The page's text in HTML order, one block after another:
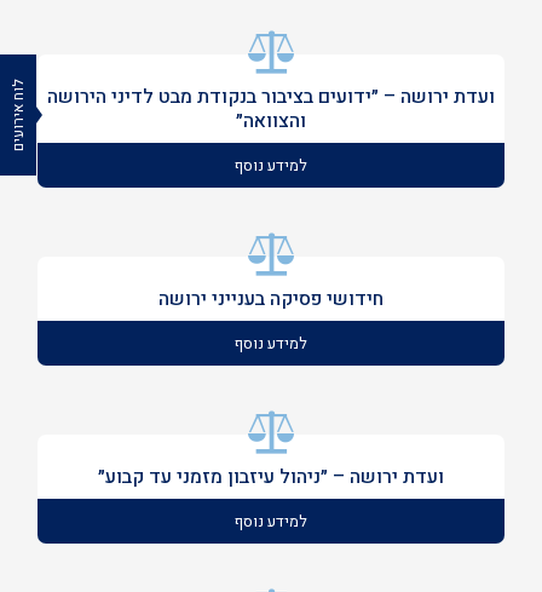
ועדת ירושה – ״ידועים בציבור בנקודת מבט לדיני הירושה
והצוואה״
למידע נוסף
חידושי פסיקה בענייני ירושה
למידע נוסף
ועדת ירושה – ״ניהול עיזבון מזמני עד קבוע״
למידע נוסף
לוח אירועים